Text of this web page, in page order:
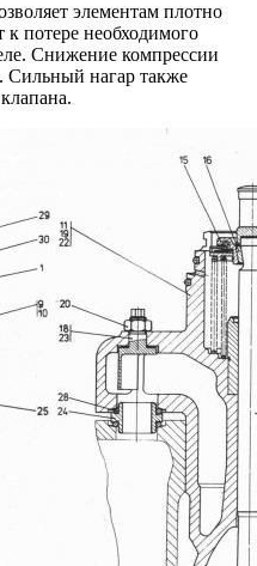
элементам плотно
к потере необходимого
Снижение компрессии
нагар также